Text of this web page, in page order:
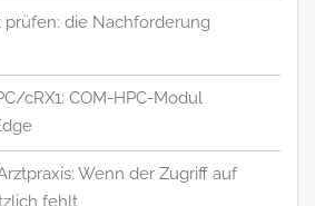
die Nachforderung
cRX1: COM-HPC-Modul
Wenn der Zugriff auf
fehlt